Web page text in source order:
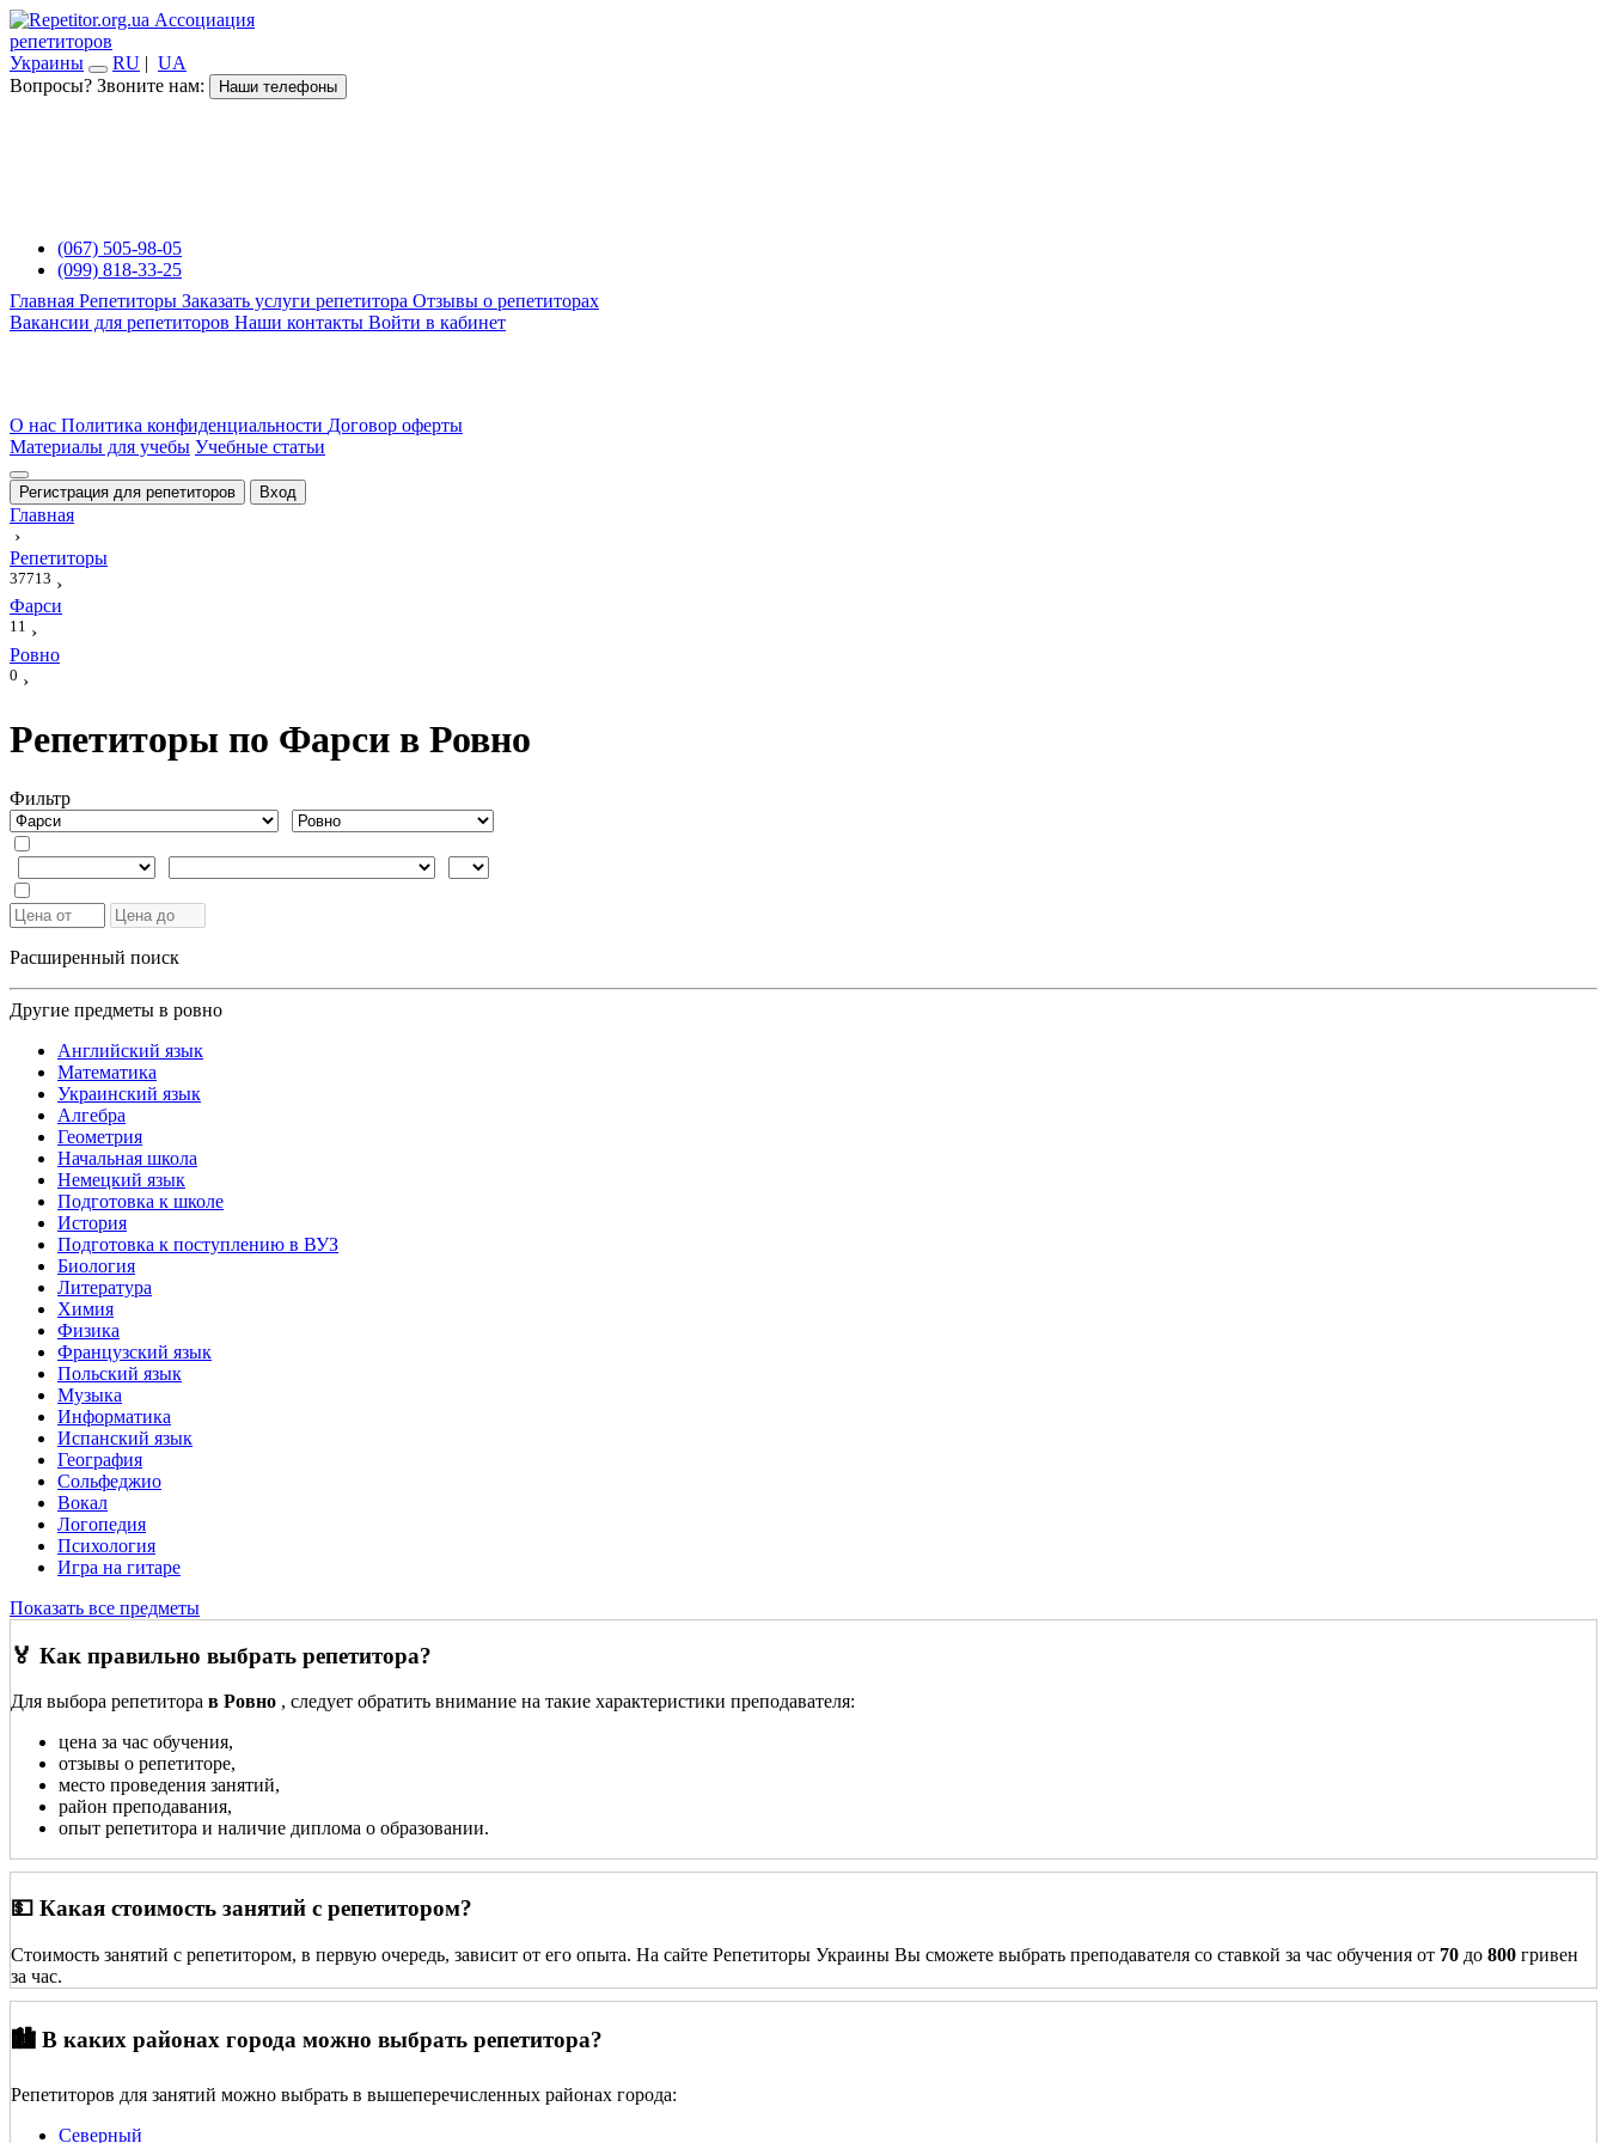
Ассоциация
репетиторов
Украины
RU | UA
Вопросы? Звоните нам:
Наши телефоны
(067) 505-98-05
(099) 818-33-25
Главная Репетиторы Заказать услуги репетитора Отзывы о репетиторах
Вакансии для репетиторов Наши контакты Войти в кабинет
О нас Политика конфиденциальности Договор оферты
Материалы для учебы Учебные статьи
Регистрация для репетиторов Вход
Главная
›
Репетиторы
37713 ›
Фарси
11 ›
Ровно
0 ›
Репетиторы по Фарси в Ровно
Фильтр
Расширенный поиск
Другие предметы в ровно
Английский язык
Математика
Украинский язык
Алгебра
Геометрия
Начальная школа
Немецкий язык
Подготовка к школе
История
Подготовка к поступлению в ВУЗ
Биология
Литература
Химия
Физика
Французский язык
Польский язык
Музыка
Информатика
Испанский язык
География
Сольфеджио
Вокал
Логопедия
Психология
Игра на гитаре
Показать все предметы
🏅 Как правильно выбрать репетитора?
Для выбора репетитора в Ровно , следует обратить внимание на такие характеристики преподавателя:
цена за час обучения,
отзывы о репетиторе,
место проведения занятий,
район преподавания,
опыт репетитора и наличие диплома о образовании.
💵 Какая стоимость занятий с репетитором?
Стоимость занятий с репетитором, в первую очередь, зависит от его опыта. На сайте Репетиторы Украины Вы сможете выбрать преподавателя со ставкой за час обучения от 70 до 800 гривен
за час.
🏙️ В каких районах города можно выбрать репетитора?
Репетиторов для занятий можно выбрать в вышеперечисленных районах города:
Северный